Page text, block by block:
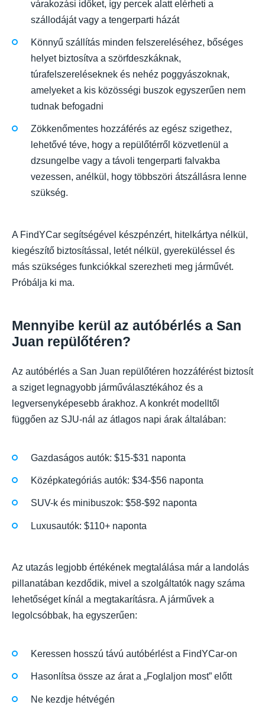
várakozási időket, így percek alatt elérheti a
szállodáját vagy a tengerparti házát
Könnyű szállítás minden felszereléséhez, bőséges
helyet biztosítva a szörfdeszkáknak,
túrafelszereléseknek és nehéz poggyászoknak,
amelyeket a kis közösségi buszok egyszerűen nem
tudnak befogadni
Zökkenőmentes hozzáférés az egész szigethez,
lehetővé téve, hogy a repülőtérről közvetlenül a
dzsungelbe vagy a távoli tengerparti falvakba
vezessen, anélkül, hogy többszöri átszállásra lenne
szükség.
A FindYCar segítségével készpénzért, hitelkártya nélkül,
kiegészítő biztosítással, letét nélkül, gyereküléssel és
más szükséges funkciókkal szerezheti meg járművét.
Próbálja ki ma.
Mennyibe kerül az autóbérlés a San
Juan repülőtéren?
Az autóbérlés a San Juan repülőtéren hozzáférést biztosít
a sziget legnagyobb járműválasztékához és a
legversenyképesebb árakhoz. A konkrét modelltől
függően az SJU-nál az átlagos napi árak általában:
Gazdaságos autók: $15-$31 naponta
Középkategóriás autók: $34-$56 naponta
SUV-k és minibuszok: $58-$92 naponta
Luxusautók: $110+ naponta
Az utazás legjobb értékének megtalálása már a landolás
pillanatában kezdődik, mivel a szolgáltatók nagy száma
lehetőséget kínál a megtakarításra. A járművek a
legolcsóbbak, ha egyszerűen:
Keressen hosszú távú autóbérlést a FindYCar-on
Hasonlítsa össze az árat a „Foglaljon most” előtt
Ne kezdje hétvégén